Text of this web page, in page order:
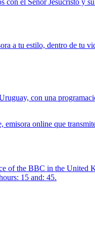
con el Señor Jesucristo y
a tu estilo, dentro de tu
con una
emisora online que
of the BBC in the United
15 and: 45.